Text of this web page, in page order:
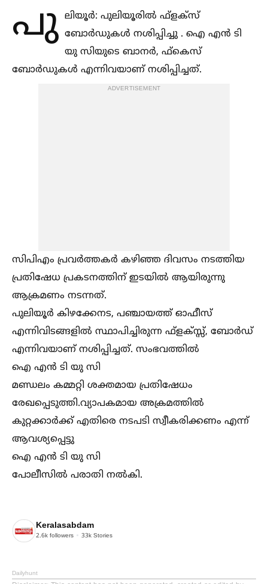
പു ലിയൂർ: പുലിയൂരില്‍ ഫ്ളക്സ്
ബോർഡുകള്‍ നശിപ്പിച്ചു . ഐ എൻ ടി
യു സിയുടെ ബാനർ, ഫ്കെസ്
ബോർഡുകള്‍ എന്നിവയാണ് നശിപ്പിച്ചത്.
ADVERTISEMENT
സിപിഎം പ്രവർത്തകർ കഴിഞ്ഞ ദിവസം നടത്തിയ
പ്രതിഷേധ പ്രകടനത്തിന് ഇടയില്‍ ആയിരുന്നു
ആക്രമണം നടന്നത്.
പുലിയൂർ കിഴക്കേനട, പഞ്ചായത്ത്‌ ഓഫീസ്
എന്നിവിടങ്ങളില്‍ സ്ഥാപിച്ചിരുന്ന ഫ്ളക്സ്സ്, ബോർഡ്‌
എന്നിവയാണ് നശിപ്പിച്ചത്. സംഭവത്തില്‍
ഐ എൻ ടി യു സി
മണ്ഡലം കമ്മറ്റി ശക്തമായ പ്രതിഷേധം
രേഖപ്പെടുത്തി.വ്യാപകമായ അക്രമത്തില്‍
കുറ്റക്കാർക്ക് എതിരെ നടപടി സ്വീകരിക്കണം എന്ന്
ആവശ്യപ്പെട്ടു
ഐ എൻ ടി യു സി
പോലീസില്‍ പരാതി നല്‍കി.
Keralasabdam
2.6k followers 33k Stories
Dailyhunt